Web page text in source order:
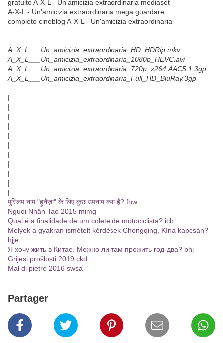
gratuito A-X-L - Un'amicizia extraordinaria mediaset
A-X-L - Un'amicizia extraordinaria mega guardare
completo cineblog A-X-L - Un'amicizia extraordinaria
A_X_L___Un_amicizia_extraordinaria_HD_HDRip.mkv
A_X_L___Un_amicizia_extraordinaria_1080p_HEVC.avi
A_X_L___Un_amicizia_extraordinaria_720p_x264.AAC5.1.3gp
A_X_L___Un_amicizia_extraordinaria_Full_HD_BluRay.3gp
|
|
|
|
|
|
|
|
|
|
|
मुस्लिम नाम "हुनैज़ा" के लिए कुछ उपनाम क्या हैं? fhw
Nguoi Nhân Tao 2015 mimg
Qual é a finalidade de um colete de motociclista? icb
Melyek a gyakran ismételt kérdések Chongqing, Kína kapcsán?
hjje
Я хочу жить в Китае. Можно ли там прожить год-два? bhj
Grijesi prošlosti 2019 ckd
Mal di pietre 2016 swsa
Partager